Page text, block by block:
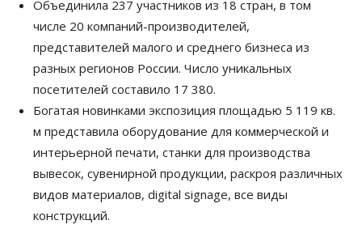
Объединила 237 участников из 18 стран, в том
числе 20 компаний-производителей,
представителей малого и среднего бизнеса из
разных регионов России. Число уникальных
посетителей составило 17 380.
Богатая новинками экспозиция площадью 5 119 кв.
м представила оборудование для коммерческой и
интерьерной печати, станки для производства
вывесок, сувенирной продукции, раскроя различных
видов материалов, digital signage, все виды
конструкций.